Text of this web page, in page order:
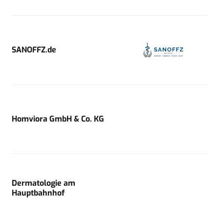
SANOFFZ.de
Homviora GmbH & Co. KG
Dermatologie am
Hauptbahnhof